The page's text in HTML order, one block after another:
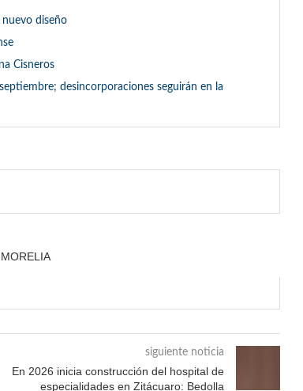
diseño
Cisneros
desincorporaciones seguirán en la
siguiente noticia
En 2026 inicia construcción del hospital de
especialidades en Zitácuaro: Bedolla